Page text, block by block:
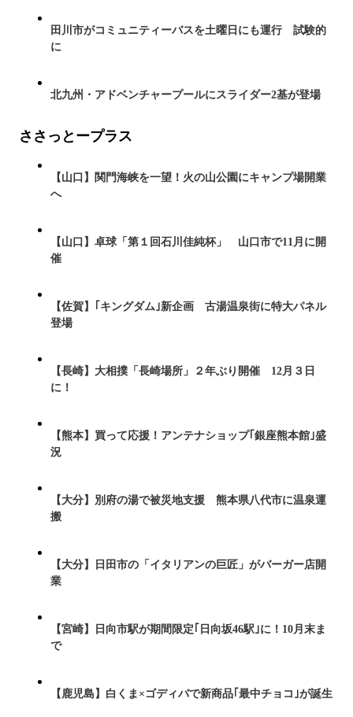
田川市がコミュニティーバスを土曜日にも運行 試験的
に
北九州・アドベンチャープールにスライダー2基が登場
ささっとープラス
【山口】関門海峡を一望！火の山公園にキャンプ場開業
へ
【山口】卓球「第１回石川佳純杯」 山口市で11月に開
催
【佐賀】｢キングダム｣新企画 古湯温泉街に特大パネル
登場
【長崎】大相撲「長崎場所」２年ぶり開催 12月３日
に！
【熊本】買って応援！アンテナショップ｢銀座熊本館｣盛
況
【大分】別府の湯で被災地支援 熊本県八代市に温泉運
搬
【大分】日田市の「イタリアンの巨匠」がバーガー店開
業
【宮崎】日向市駅が期間限定｢日向坂46駅｣に！10月末ま
で
【鹿児島】白くま×ゴディバで新商品｢最中チョコ｣が誕生